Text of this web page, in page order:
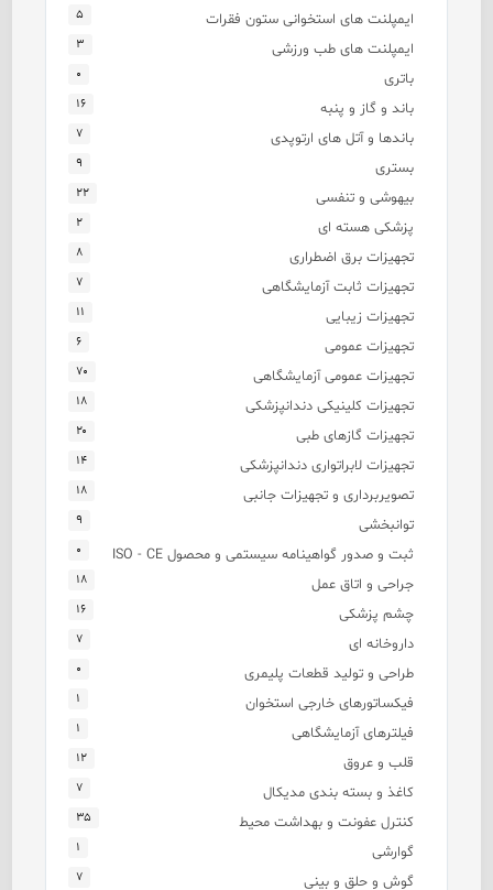
ایمپلنت های استخوانی ستون فقرات ۵
ایمپلنت های طب ورزشی ۳
باتری ۰
باند و گاز و پنبه ۱۶
باندها و آتل های ارتوپدی ۷
بستری ۹
بیهوشی و تنفسی ۲۲
پزشکی هسته ای ۲
تجهیزات برق اضطراری ۸
تجهیزات ثابت آزمایشگاهی ۷
تجهیزات زیبایی ۱۱
تجهیزات عمومی ۶
تجهیزات عمومی آزمایشگاهی ۷۰
تجهیزات کلینیکی دندانپزشکی ۱۸
تجهیزات گازهای طبی ۲۰
تجهیزات لابراتواری دندانپزشکی ۱۴
تصویربرداری و تجهیزات جانبی ۱۸
توانبخشی ۹
ثبت و صدور گواهینامه سیستمی و محصول ISO - CE ۰
جراحی و اتاق عمل ۱۸
چشم پزشکی ۱۶
داروخانه ای ۷
طراحی و تولید قطعات پلیمری ۰
فیکساتورهای خارجی استخوان ۱
فیلترهای آزمایشگاهی ۱
قلب و عروق ۱۲
کاغذ و بسته بندی مدیکال ۷
کنترل عفونت و بهداشت محیط ۳۵
گوارشی ۱
گوش و حلق و بینی ۷